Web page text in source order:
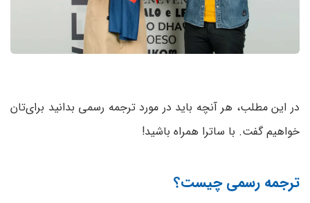
در این مطلب، هر آنچه باید در مورد ترجمه رسمی بدانید برای‌تان
خواهیم گفت. با ساترا همراه باشید!
ترجمه رسمی چیست؟